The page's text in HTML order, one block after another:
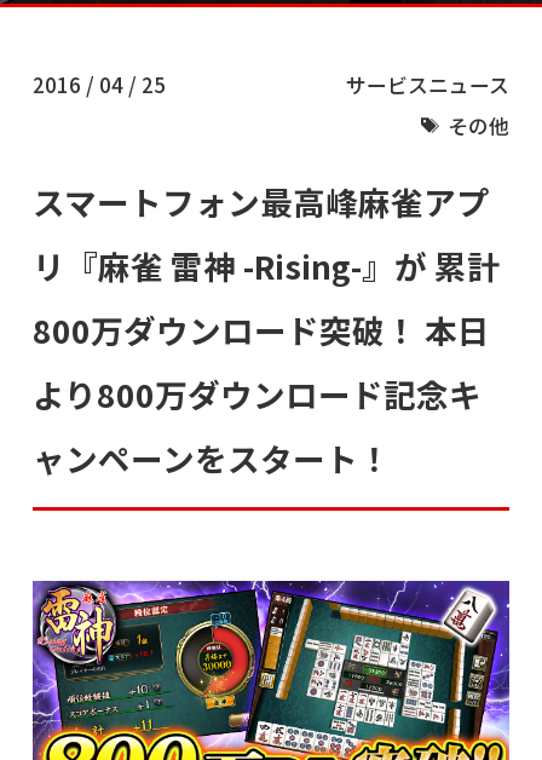
2016 / 04 / 25
サービスニュース
その他
スマートフォン最高峰麻雀アプ
リ『麻雀 雷神 -Rising-』が 累計
800万ダウンロード突破！ 本日
より800万ダウンロード記念キ
ャンペーンをスタート！